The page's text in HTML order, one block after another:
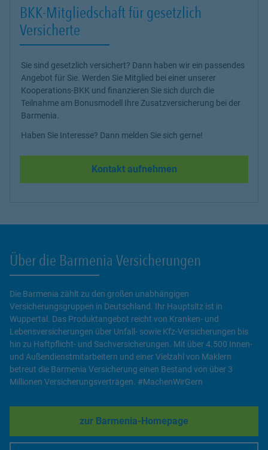
BKK-Mitgliedschaft für gesetzlich
Versicherte
Sie sind gesetzlich versichert? Dann haben wir ein passendes
Angebot für Sie. Werden Sie Mitglied bei einer unserer
Kooperations-BKK und finanzieren Sie sich durch die
Teilnahme am Bonusmodell Ihre Zusatzversicherung bei der
Barmenia.
Haben Sie Interesse? Dann melden Sie sich gerne!
Kontakt aufnehmen
Über die Barmenia Versicherungen
Die Barmenia zählt zu den großen unabhängigen
Versicherungsgruppen in Deutschland. Ihr Hauptsitz ist in
Wuppertal. Das Produktangebot reicht von Kranken- und
Lebensversicherungen über Unfall- sowie Kfz-Versicherungen bis
hin zu Haftpflicht- und Sachversicherungen. Mit über 4.500 Innen-
und Außendienstmitarbeitern und einer Vielzahl von Maklern
betreut die Barmenia Versicherung einen Bestand von über 3
Millionen Versicherungsverträgen. #MachenWirGern
zur Barmenia-Homepage
Link Opens in New Tab